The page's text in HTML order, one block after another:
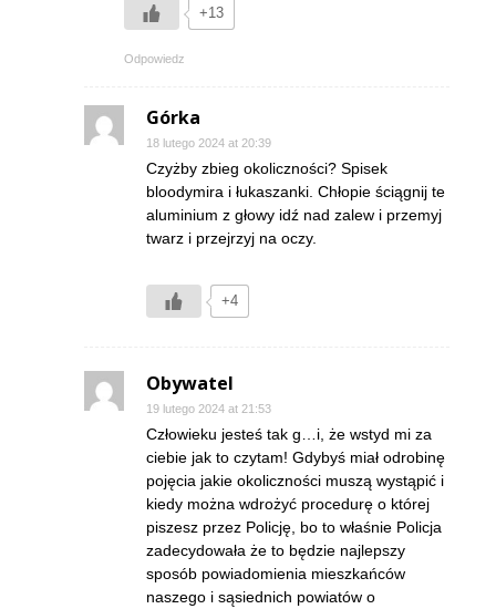
+13
Odpowiedz
Górka
18 lutego 2024 at 20:39
Czyżby zbieg okoliczności? Spisek
bloodymira i łukaszanki. Chłopie ściągnij te
aluminium z głowy idź nad zalew i przemyj
twarz i przejrzyj na oczy.
+4
Obywatel
19 lutego 2024 at 21:53
Człowieku jesteś tak g…i, że wstyd mi za
ciebie jak to czytam! Gdybyś miał odrobinę
pojęcia jakie okoliczności muszą wystąpić i
kiedy można wdrożyć procedurę o której
piszesz przez Policję, bo to właśnie Policja
zadecydowała że to będzie najlepszy
sposób powiadomienia mieszkańców
naszego i sąsiednich powiatów o